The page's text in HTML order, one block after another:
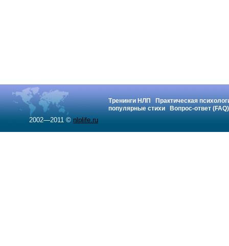
Тренинги НЛП
Практическая
популярные стихи
Вопрос-ответ (FAQ)
2002—2011 © nlplife.ru